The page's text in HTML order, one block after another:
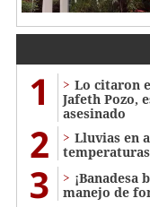
1
Lo citaron
Jafeth Pozo,
asesinado
2
Lluvias en
3
¡Banadesa
manejo de